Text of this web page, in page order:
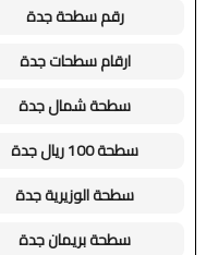
رقم سطحة جدة
ارقام سطحات جدة
سطحة شمال جدة
سطحة 100 ريال جدة
سطحة الوزيرية جدة
سطحة بريمان جدة